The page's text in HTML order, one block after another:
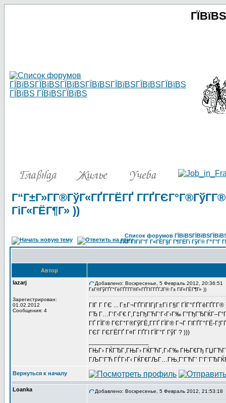
Г“Г±Г»Г­Г®ГўГ«ГҐГ­ГЁГҐ
ГіГ«ГЁГ¶Г» ))
Список форумов
ГЌГ ГІГіГ°Г Г«ГЁГ§Г Г¶ГЁГї ГўГ® Г”Г°Г
Автор
lazarj
Зарегистрирован:
01.02.2012
Сообщения: 4
Добавлено: Воскресенье, 5 Февраль 2012, 20:36:51
Г±Г®ГўГҐГ°ГёГҐГ­Г­Г®Г«ГҐГІГ­ГҐГЈГ® Г± ГіГ«ГЁГ¶Г» ))
ГІГ Г ГЄ ... Г±Г¬ГҐГїГІГјГ±Гї Г§Г ГЇГ°ГҐГёГҐГ­Г®
ГЂ Г…Г‘Г‹Г€ Г‚Г‡ГђГЋГ‘Г‹Г›Г‰
ГҐ ГЇГ® ГЄГ°Г®ГўГЁ,Г­ГҐ ГЇГ® Г¬Г ГІГҐГ°ГЁ-
ГЄГ ГЄГЁГҐ Г¤Г ГҐГІ ГЇГ°Г ГўГ ? )))
ГЊГ› ГЌГЂГ,ГЊГ› ГЌГЋГ‚Г›Г‰ ГЊГ€Гђ
ГЉГ’ГЋ ГЃГ›Г‹ ГЌГ€ГЉГ…ГЊ,Г’ГЋГ’
Вернуться к началу
Loanka Добавлено: Воскресенье, 5 Февраль 2012, 21:53:18